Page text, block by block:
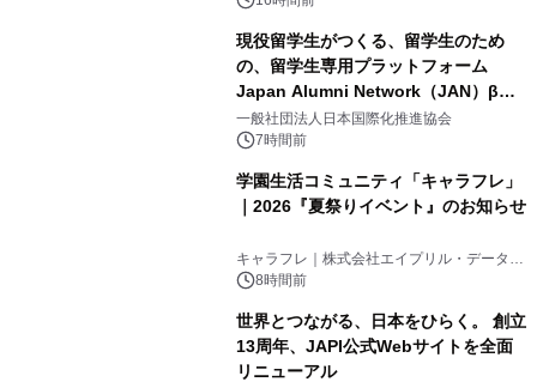
現役留学生がつくる、留学生のため
の、留学生専用プラットフォーム
Japan Alumni Network（JAN）β版
をリリース
一般社団法人日本国際化推進協会
7時間前
学園生活コミュニティ「キャラフレ」
｜2026『夏祭りイベント』のお知らせ
キャラフレ｜株式会社エイプリル・データ・
デザインズ
8時間前
世界とつながる、日本をひらく。 創立
13周年、JAPI公式Webサイトを全面
リニューアル